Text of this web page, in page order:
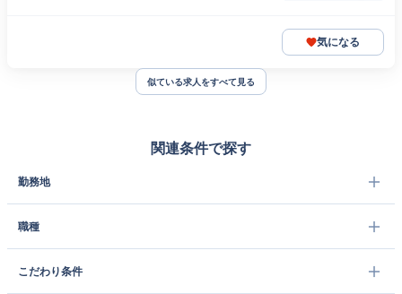
気になる
似ている求人をすべて見る
関連条件で探す
勤務地
職種
こだわり条件